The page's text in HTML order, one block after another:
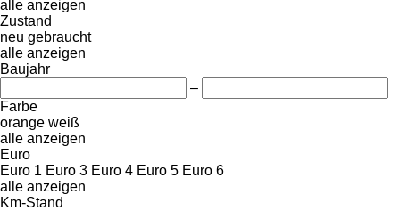
alle anzeigen
Zustand
neu gebraucht
alle anzeigen
Baujahr
–
Farbe
orange weiß
alle anzeigen
Euro
Euro 1 Euro 3 Euro 4 Euro 5 Euro 6
alle anzeigen
Km-Stand